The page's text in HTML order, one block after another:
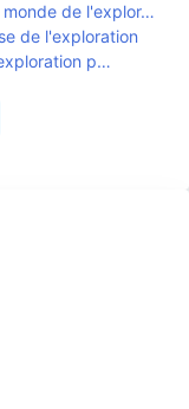
de l'explor…
de l'exploration
p…